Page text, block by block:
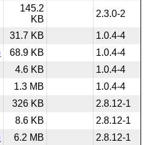
145.2
KB
2.3.0-2
31.7 KB
1.0.4-4
68.9 KB
1.0.4-4
4.6 KB
1.0.4-4
1.3 MB
1.0.4-4
326 KB
2.8.12-1
8.6 KB
2.8.12-1
6.2 MB 2.8.12-1